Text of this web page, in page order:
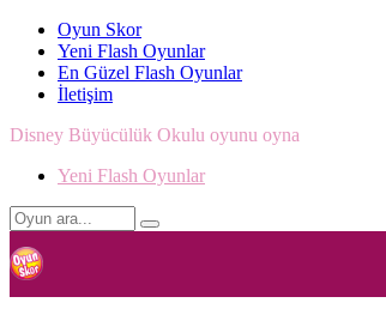
Oyun Skor
Yeni Flash Oyunlar
En Güzel Flash Oyunlar
İletişim
Disney Büyücülük Okulu oyunu oyna
Yeni Flash Oyunlar